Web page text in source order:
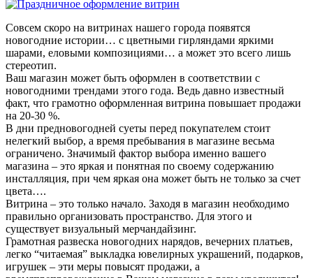
Совсем скоро на витринах нашего города появятся
новогодние истории… с цветными гирляндами яркими
шарами, еловыми композициями… а может это всего лишь
стереотип.
Ваш магазин может быть оформлен в соответствии с
новогодними трендами этого года. Ведь давно известный
факт, что грамотно оформленная витрина повышает продажи
на 20-30 %.
В дни предновогодней суеты перед покупателем стоит
нелегкий выбор, а время пребывания в магазине весьма
ограничено. Значимый фактор выбора именно вашего
магазина – это яркая и понятная по своему содержанию
инсталляция, при чем яркая она может быть не только за счет
цвета….
Витрина – это только начало. Заходя в магазин необходимо
правильно организовать пространство. Для этого и
существует визуальный мерчандайзинг.
Грамотная развеска новогодних нарядов, вечерних платьев,
легко “читаемая” выкладка ювелирных украшений, подарков,
игрушек – эти меры повысят продажи, а